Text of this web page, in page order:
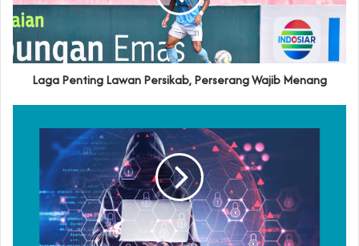
Laga Penting Lawan Persikab, Perserang Wajib Menang